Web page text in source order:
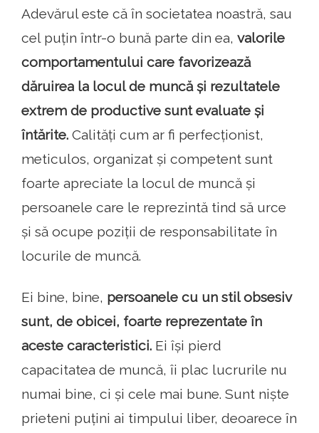
Adevărul este că în societatea noastră, sau
cel puțin într-o bună parte din ea, valorile
comportamentului care favorizează
dăruirea la locul de muncă și rezultatele
extrem de productive sunt evaluate și
întărite. Calități cum ar fi perfecționist,
meticulos, organizat și competent sunt
foarte apreciate la locul de muncă și
persoanele care le reprezintă tind să urce
și să ocupe poziții de responsabilitate în
locurile de muncă.
Ei bine, bine, persoanele cu un stil obsesiv
sunt, de obicei, foarte reprezentate în
aceste caracteristici. Ei își pierd
capacitatea de muncă, îi plac lucrurile nu
numai bine, ci și cele mai bune. Sunt niște
prieteni puțini ai timpului liber, deoarece în